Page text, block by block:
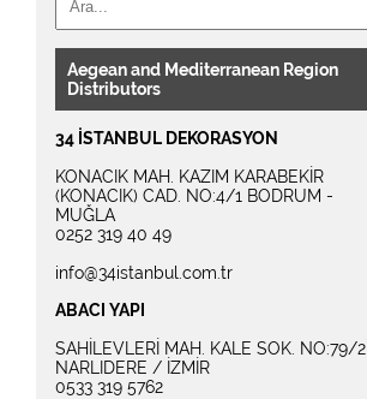
Aegean and Mediterranean Region
Distributors
34 İSTANBUL DEKORASYON
KONACIK MAH. KAZIM KARABEKİR
(KONACIK) CAD. NO:4/1 BODRUM -
MUĞLA
0252 319 40 49
info@34istanbul.com.tr
ABACI YAPI
SAHİLEVLERİ MAH. KALE SOK. NO:79/2
NARLIDERE / İZMİR
0533 319 5762